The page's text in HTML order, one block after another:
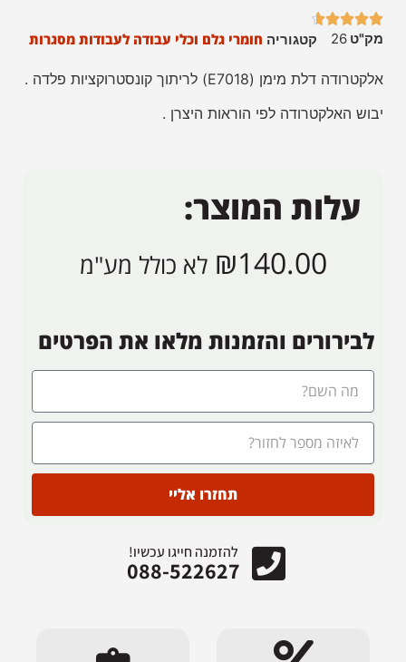





מק"ט 26 קטגוריה חומרי גלם וכלי עבודה לעבודות מסגרות
אלקטרודה דלת מימן (E7018) לריתוך קונסטרוקציות פלדה .
יבוש האלקטרודה לפי הוראות היצרן .
עלות המוצר:
₪140.00 לא כולל מע"מ
לבירורים והזמנות מלאו את הפרטים
תחזרו אליי
להזמנה חייגו עכשיו!
088-522627